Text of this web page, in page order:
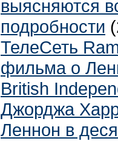
выясняются
подробности
ТелеСеть
фильма о
British
Джорджа
Леннон в